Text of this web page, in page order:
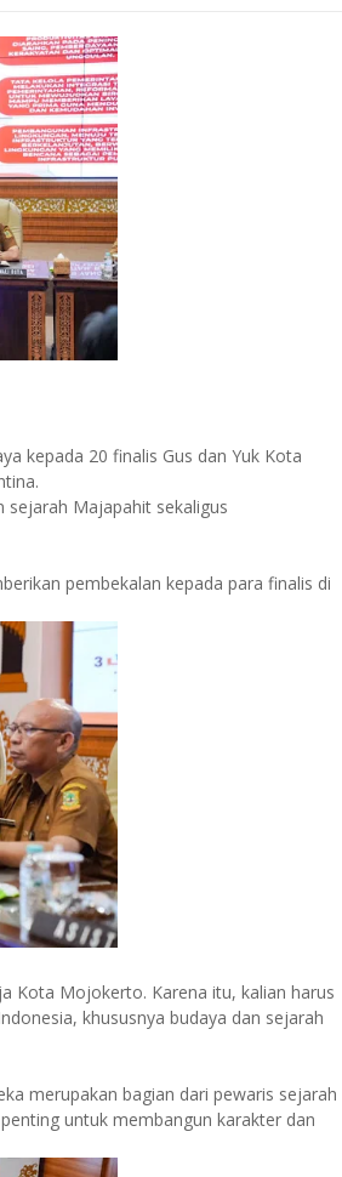
kepada 20 finalis Gus dan Yuk Kota
sejarah Majapahit sekaligus
pembekalan kepada para finalis di
Kota Mojokerto. Karena itu, kalian harus
khususnya budaya dan sejarah
merupakan bagian dari pewaris sejarah
untuk membangun karakter dan